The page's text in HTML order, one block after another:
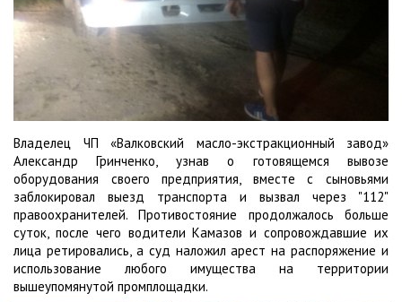
Владелец ЧП «Валковский масло-экстракционный завод»
Александр Гринченко, узнав о готовящемся вывозе
оборудования своего предприятия, вместе с сыновьями
заблокировал выезд транспорта и вызвал через "112"
правоохранителей. Противостояние продолжалось больше
суток, после чего водители Камазов и сопровождавшие их
лица ретировались, а суд наложил арест на распоряжение и
использование любого имущества на территории
вышеупомянутой промплощадки.